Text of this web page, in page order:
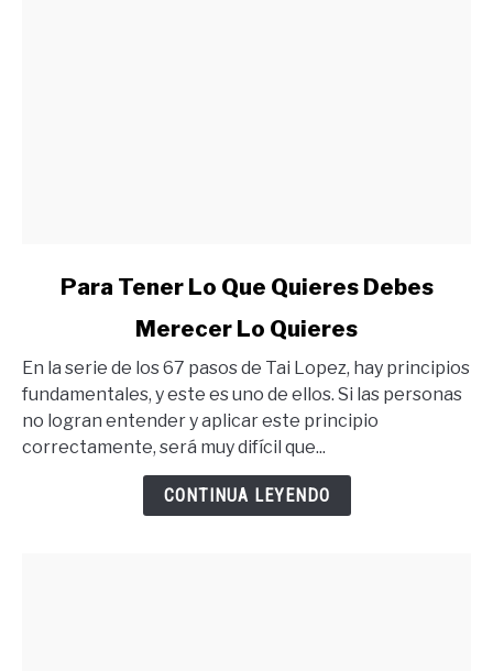
Tener
Lo
Que
Quieres
Para Tener Lo Que Quieres Debes
Merecer Lo Quieres
En la serie de los 67 pasos de Tai Lopez, hay principios
fundamentales, y este es uno de ellos. Si las personas
no logran entender y aplicar este principio
correctamente, será muy difícil que...
CONTINUA LEYENDO